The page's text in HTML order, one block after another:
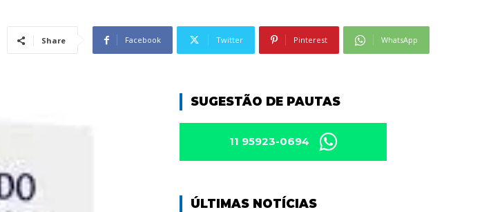
Share Facebook Twitter Pinterest WhatsApp
SUGESTÃO DE PAUTAS
11 95923-0694
ÚLTIMAS NOTÍCIAS